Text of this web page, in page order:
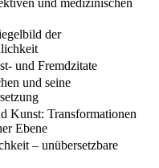
und medizinischen
der
und Fremdzitate
und seine
Kunst: Transformationen
Ebene
– unübersetzbare